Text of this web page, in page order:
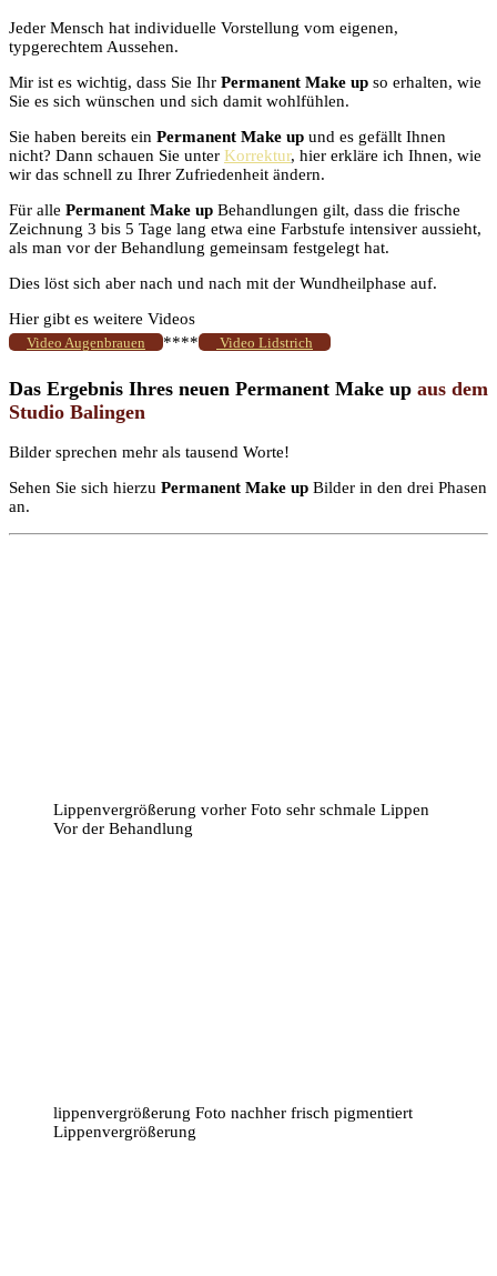
Jeder Mensch hat individuelle Vorstellung vom eigenen,
typgerechtem Aussehen.
Mir ist es wichtig, dass Sie Ihr Permanent Make up so erhalten, wie
Sie es sich wünschen und sich damit wohlfühlen.
Sie haben bereits ein Permanent Make up und es gefällt Ihnen
nicht? Dann schauen Sie unter Korrektur, hier erkläre ich Ihnen, wie
wir das schnell zu Ihrer Zufriedenheit ändern.
Für alle Permanent Make up Behandlungen gilt, dass die frische
Zeichnung 3 bis 5 Tage lang etwa eine Farbstufe intensiver aussieht,
als man vor der Behandlung gemeinsam festgelegt hat.
Dies löst sich aber nach und nach mit der Wundheilphase auf.
Hier gibt es weitere Videos
Video Augenbrauen **** Video Lidstrich
Das Ergebnis Ihres neuen Permanent Make up aus dem
Studio Balingen
Bilder sprechen mehr als tausend Worte!
Sehen Sie sich hierzu Permanent Make up Bilder in den drei Phasen
an.
Lippenvergrößerung vorher Foto sehr schmale Lippen
Vor der Behandlung
lippenvergrößerung Foto nachher frisch pigmentiert
Lippenvergrößerung